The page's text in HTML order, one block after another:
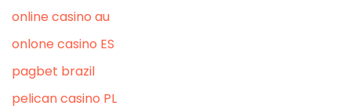
online casino au
onlone casino ES
pagbet brazil
pelican casino PL